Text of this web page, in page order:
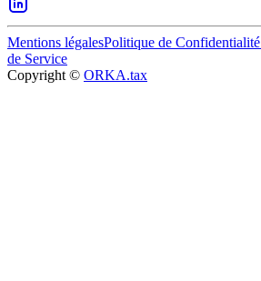
Mentions légalesPolitique de Confidentialité
de Service
Copyright © ORKA.tax